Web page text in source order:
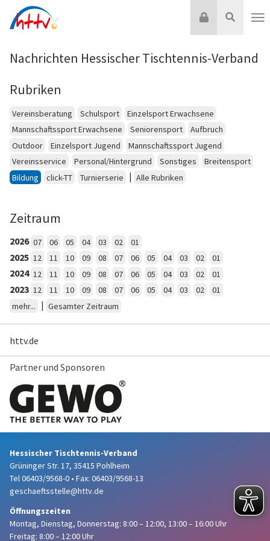
Inhalt
Suche
Login
Nachrichten Hessischer Tischtennis-Verband
Rubriken
Vereinsberatung Schulsport
Einzelsport Erwachsene
Mannschaftssport Erwachsene
Seniorensport
Aufbruch
Outdoor
Einzelsport Jugend
Mannschaftssport Jugend
Vereinsservice
Personal/Hintergrund Sonstiges
Breitensport
Bildung
click-TT Turnierserie | Alle Rubriken
Zeitraum
2026 07 06 05 04 03 02 01
2025 12 11 10 09 08 07 06 05 04 03 02 01
2024 12 11 10 09 08 07 06 05 04 03 02 01
2023 12 11 10 09 08 07 06 05 04 03 02
01
mehr...
| Gesamter Zeitraum
httv.de
Partner und Sponsoren
Hessischer Tischtennis-Verband
Grüninger Str. 17, 35415 Pohlheim
Tel 06403/9568-0 • Fax: 06403/9568-13
geschaeftsstelle@httv.de
Öffnungszeiten
Montag, Dienstag, Donnerstag: 8:00 – 12:00, 13:00 – 16:00 Uhr
Freitag: 8:00 – 12:00 Uhr